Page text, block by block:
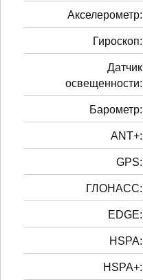
Акселерометр:
Гироскоп:
Датчик
освещенности:
Барометр:
ANT+:
GPS:
ГЛОНАСС:
EDGE:
HSPA:
HSPA+: